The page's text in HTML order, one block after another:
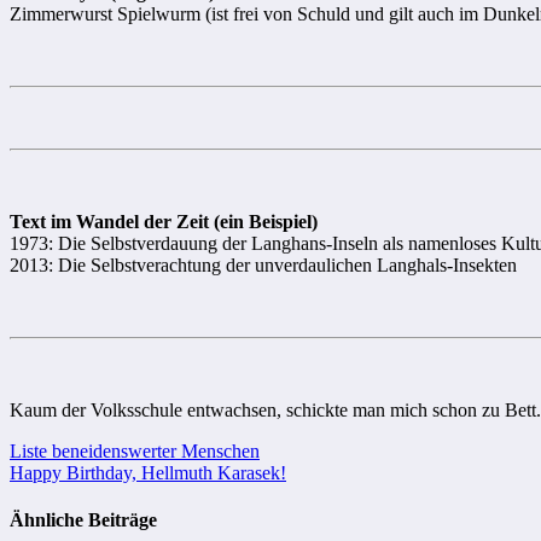
Zimmerwurst Spielwurm (ist frei von Schuld und gilt auch im
Text im Wandel der Zeit (ein Beispiel)
1973: Die Selbstverdauung der Langhans-Inseln als namenloses
2013: Die Selbstverachtung der unverdaulichen Langhals-Insekten
Kaum der Volksschule entwachsen, schickte man mich schon zu Bett.
Beitragsnavigation
Liste beneidenswerter Menschen
Happy Birthday, Hellmuth Karasek!
Ähnliche Beiträge